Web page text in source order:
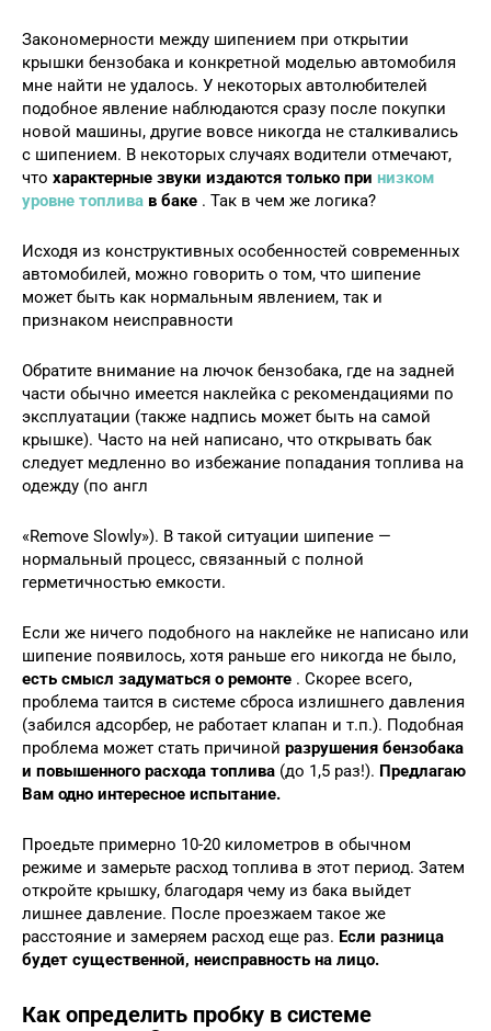
Закономерности между шипением при открытии
крышки бензобака и конкретной моделью автомобиля
мне найти не удалось. У некоторых автолюбителей
подобное явление наблюдаются сразу после покупки
новой машины, другие вовсе никогда не сталкивались
с шипением. В некоторых случаях водители отмечают,
что характерные звуки издаются только при низком
уровне топлива в баке . Так в чем же логика?
Исходя из конструктивных особенностей современных
автомобилей, можно говорить о том, что шипение
может быть как нормальным явлением, так и
признаком неисправности
Обратите внимание на лючок бензобака, где на задней
части обычно имеется наклейка с рекомендациями по
эксплуатации (также надпись может быть на самой
крышке). Часто на ней написано, что открывать бак
следует медленно во избежание попадания топлива на
одежду (по англ
«Remove Slowly»). В такой ситуации шипение —
нормальный процесс, связанный с полной
герметичностью емкости.
Если же ничего подобного на наклейке не написано или
шипение появилось, хотя раньше его никогда не было,
есть смысл задуматься о ремонте . Скорее всего,
проблема таится в системе сброса излишнего давления
(забился адсорбер, не работает клапан и т.п.). Подобная
проблема может стать причиной разрушения бензобака
и повышенного расхода топлива (до 1,5 раз!). Предлагаю
Вам одно интересное испытание.
Проедьте примерно 10-20 километров в обычном
режиме и замерьте расход топлива в этот период. Затем
откройте крышку, благодаря чему из бака выйдет
лишнее давление. После проезжаем такое же
расстояние и замеряем расход еще раз. Если разница
будет существенной, неисправность на лицо.
Как определить пробку в системе